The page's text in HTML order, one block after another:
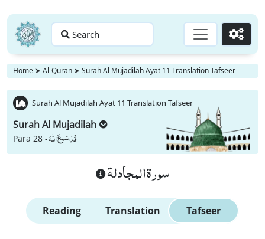
Search Go
Home ➤ Al-Quran ➤ Surah Al Mujadilah Ayat 11 Translation Tafseer
Surah Al Mujadilah Ayat 11 Translation Tafseer
Surah Al Mujadilah
Para 28 -قَدْ سَمِعَ اللّٰهُ
سورة المجادلة
Reading Translation Tafseer